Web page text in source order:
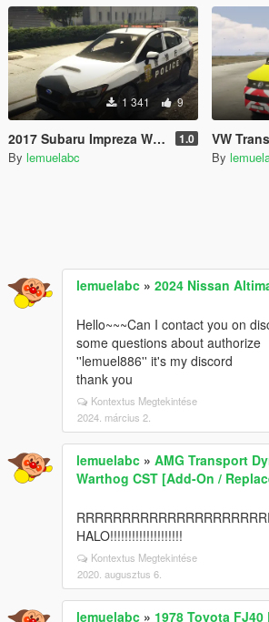
1 341 9
2017 Subaru Impreza WRX | Japanese Police Paintjob 警視庁式樣 1.0
By lemuelabc
VW Transporter T5 |
By
lemuelabc » 2024 Nissan
Hello~~~Can I contact you on
some questions about authorize
''lemuel886'' it's my discord
thank you
Kontextus Megtekintése
2024. március 2.
lemuelabc » AMG Transport
Warthog CST [Add-On /
HALO!!!!!!!!!!!!!!!!!!!!
Kontextus Megtekintése
2020. augusztus 6.
lemuelabc » 1978 Toyota